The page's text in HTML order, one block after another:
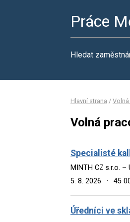
Práce
Hledat
Hlavní strana /
Volná
Specialisté
MINTH CZ s.r.o. –
5. 8. 2026
· 45
Úředníci ve